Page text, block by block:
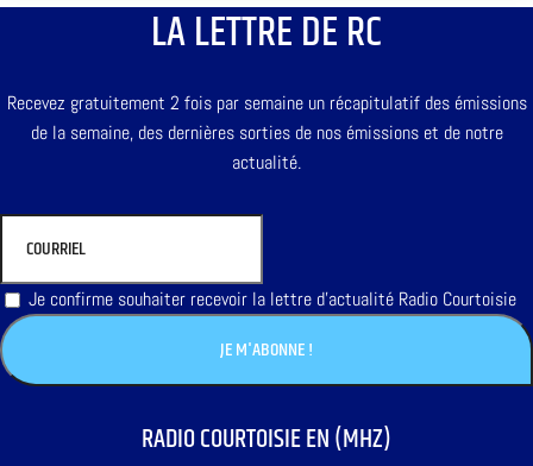
LA LETTRE DE RC
Recevez gratuitement 2 fois par semaine un récapitulatif des émissions
de la semaine, des dernières sorties de nos émissions et de notre
actualité.
Je confirme souhaiter recevoir la lettre d'actualité Radio Courtoisie
RADIO COURTOISIE EN (MHZ)